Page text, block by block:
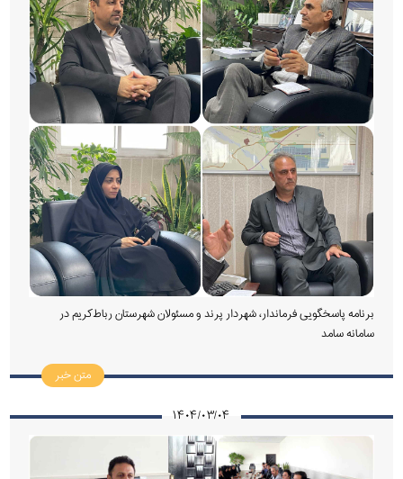
برنامه پاسخگویی فرماندار، شهردار پرند و مسئولان شهرستان رباط‌کریم در
سامانه سامد
متن خبر
۱۴۰۴/۰۳/۰۴